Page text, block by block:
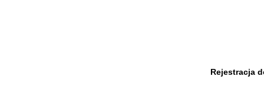
Rejestracja